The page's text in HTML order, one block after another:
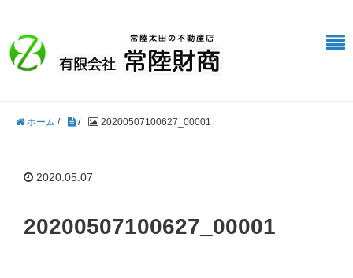
ホーム / / 20200507100627_00001
2020.05.07
20200507100627_00001